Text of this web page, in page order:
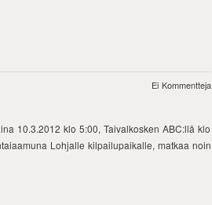
Ei Kommentteja
10.3.2012 klo 5:00, Taivalkosken ABC:llä klo
Lohjalle kilpailupaikalle, matkaa noin